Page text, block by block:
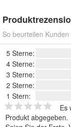
So beurteilen
5 Sterne:
4 Sterne:
3 Sterne:
2 Sterne:
1 Stern:
Es
Produkt abgegeben.